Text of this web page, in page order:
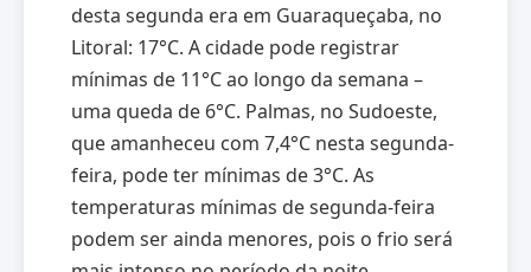
desta segunda era em Guaraqueçaba, no
Litoral: 17°C. A cidade pode registrar
mínimas de 11°C ao longo da semana –
uma queda de 6°C. Palmas, no Sudoeste,
que amanheceu com 7,4°C nesta segunda-
feira, pode ter mínimas de 3°C. As
temperaturas mínimas de segunda-feira
podem ser ainda menores, pois o frio será